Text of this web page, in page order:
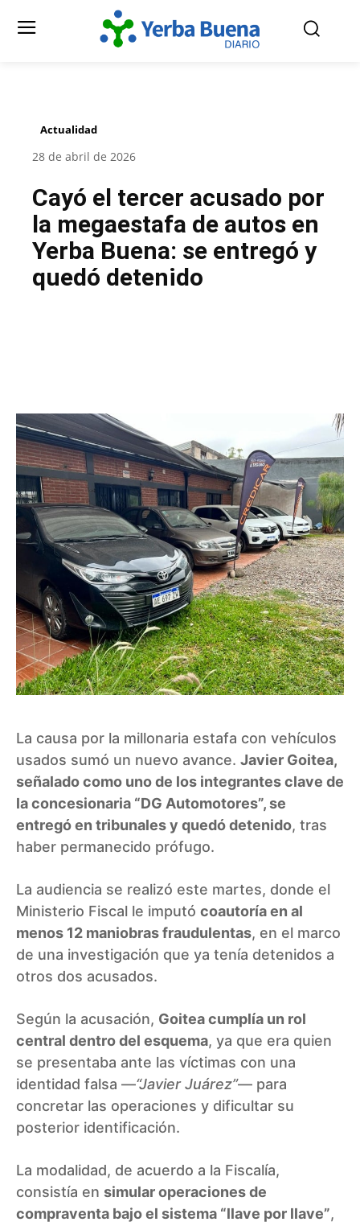
Actualidad
28 de abril de 2026
Cayó el tercer acusado por
la megaestafa de autos en
Yerba Buena: se entregó y
quedó detenido
La causa por la millonaria estafa con vehículos
usados sumó un nuevo avance. Javier Goitea,
señalado como uno de los integrantes clave de
la concesionaria “DG Automotores”, se
entregó en tribunales y quedó detenido, tras
haber permanecido prófugo.
La audiencia se realizó este martes, donde el
Ministerio Fiscal le imputó coautoría en al
menos 12 maniobras fraudulentas, en el marco
de una investigación que ya tenía detenidos a
otros dos acusados.
Según la acusación, Goitea cumplía un rol
central dentro del esquema, ya que era quien
se presentaba ante las víctimas con una
identidad falsa —“Javier Juárez”— para
concretar las operaciones y dificultar su
posterior identificación.
La modalidad, de acuerdo a la Fiscalía,
consistía en simular operaciones de
compraventa bajo el sistema “llave por llave”,